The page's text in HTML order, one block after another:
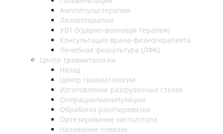
Амплипульстерапия
Лазеротерапия
УВТ (Ударно-волновая терапия)
Консультация врача-физиотерапевта
Лечебная физкультура (ЛФК)
Центр травматологии
Назад
Центр травматологии
Изготовление разгрузочных стелек
Операции/манипуляции
Обработка ран/перевязки
Ортезирование кисть/стопа
Наложение повязок